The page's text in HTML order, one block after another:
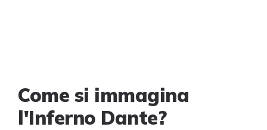
Come si immagina
l'Inferno Dante?